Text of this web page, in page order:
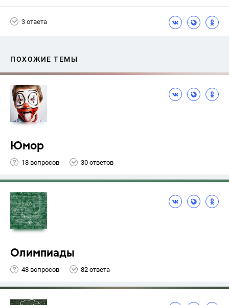
3 ответа
ПОХОЖИЕ ТЕМЫ
Юмор
18 вопросов 30 ответов
Олимпиады
48 вопросов 82 ответа